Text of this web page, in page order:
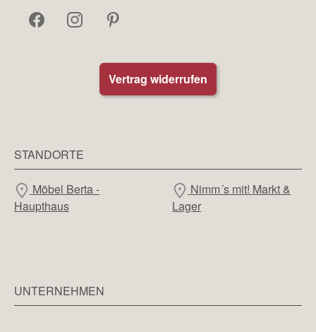
Vertrag widerrufen
STANDORTE
Möbel Berta -
Haupthaus
Nimm´s mit! Markt &
Lager
UNTERNEHMEN